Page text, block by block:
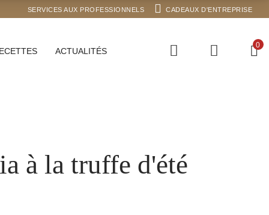
SERVICES AUX PROFESSIONNELS CADEAUX D'ENTREPRISE
ACTUALITÉS
0
à la truffe d'été